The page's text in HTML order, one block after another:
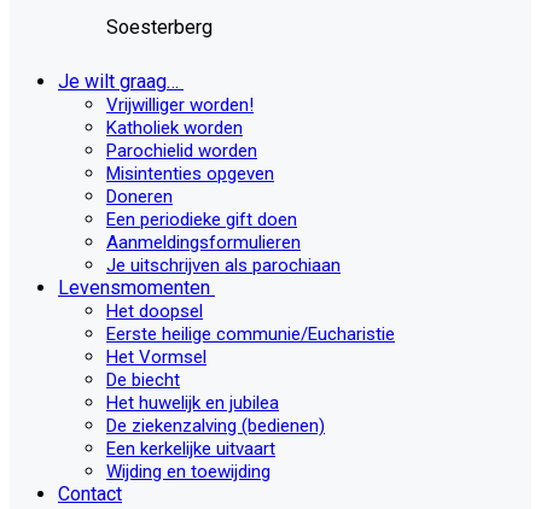
Soesterberg
Je wilt graag…
Vrijwilliger worden!
Katholiek worden
Parochielid worden
Misintenties opgeven
Doneren
Een periodieke gift doen
Aanmeldingsformulieren
Je uitschrijven als parochiaan
Levensmomenten
Het doopsel
Eerste heilige communie/Eucharistie
Het Vormsel
De biecht
Het huwelijk en jubilea
De ziekenzalving (bedienen)
Een kerkelijke uitvaart
Wijding en toewijding
Contact